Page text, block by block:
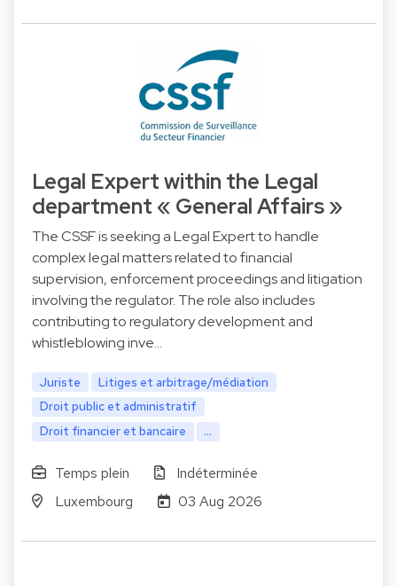
Legal Expert within the Legal
department « General Affairs »
The CSSF is seeking a Legal Expert to handle
complex legal matters related to financial
supervision, enforcement proceedings and litigation
involving the regulator. The role also includes
contributing to regulatory development and
whistleblowing inve…
Juriste
Litiges et arbitrage/médiation
Droit public et administratif
Droit financier et bancaire
...
Temps plein
Indéterminée
Luxembourg
03 Aug 2026